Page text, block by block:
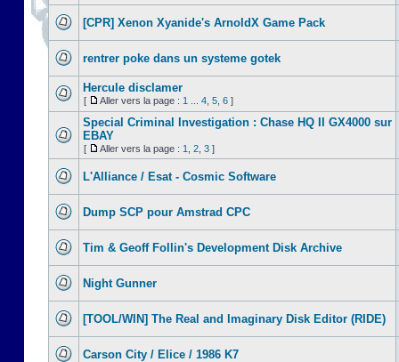
[CPR] Xenon Xyanide's ArnoldX Game Pack
rentrer poke dans un systeme gotek
Hercule disclamer
[ Aller vers la page : 1 4 5 6 ]
Special Criminal Investigation : Chase HQ II GX4000 sur
EBAY
[ Aller vers la page : 1 2 3 ]
L'Alliance / Esat - Cosmic Software
Dump SCP pour Amstrad CPC
Tim & Geoff Follin's Development Disk Archive
Night Gunner
[TOOL/WIN] The Real and Imaginary Disk Editor (RIDE)
Carson City / Elice / 1986 K7